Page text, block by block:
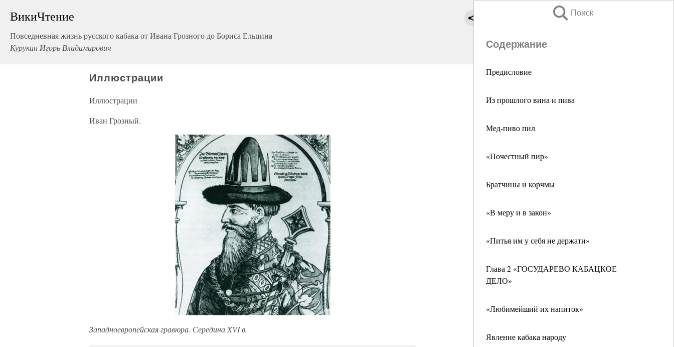
ВикиЧтение
Повседневная жизнь русского кабака от Ивана Грозного до Бориса Ельцина
Курукин Игорь Владимирович
Поиск
Содержание
Предисловие
Из прошлого вина и пива
Мед-пиво пил
«Почестный пир»
Братчины и корчмы
«В меру и в закон»
«Питья им у себя не держати»
Глава 2 «ГОСУДАРЕВО КАБАЦКОЕ
ДЕЛО»
«Любимейший их напиток»
Явление кабака народу
Иллюстрации
Иллюстрации
Иван Грозный.
Западноевропейская гравюра. Середина XVI в.